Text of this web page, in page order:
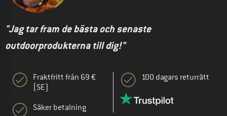
"Jag tar fram de bästa och senaste
outdoorprodukterna till dig!"
Fraktfritt från 69 €
(SE)
Säker betalning
100 dagars returrätt